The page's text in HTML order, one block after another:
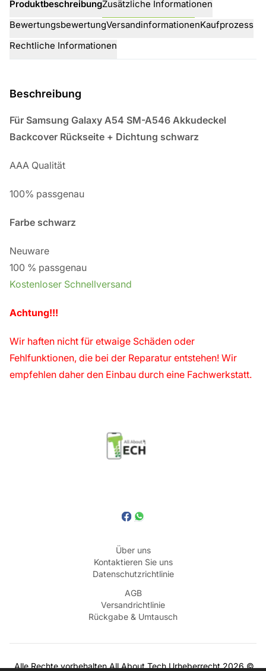
ProduktbeschreibungZusätzliche Informationen
BewertungsbewertungVersandinformationenKaufprozess
Rechtliche Informationen
Beschreibung
Für Samsung Galaxy A54 SM-A546 Akkudeckel
Backcover Rückseite + Dichtung schwarz
AAA Qualität
100% passgenau
Farbe schwarz
Neuware
100 % passgenau
Kostenloser Schnellversand
Achtung!!!
Wir haften nicht für etwaige Schäden oder
Fehlfunktionen, die bei der Reparatur entstehen! Wir
empfehlen daher den Einbau durch eine Fachwerkstatt.
Über uns
Kontaktieren Sie uns
Datenschutzrichtlinie
AGB
Versandrichtlinie
Rückgabe & Umtausch
Alle Rechte vorbehalten All About Tech Urheberrecht 2026©